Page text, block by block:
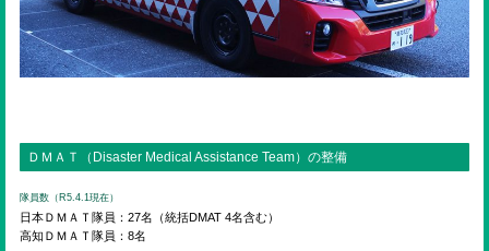
ＤＭＡＴ（Disaster Medical Assistance Team）の整備
隊員数（R5.4.1現在）
日本ＤＭＡＴ隊員：27名（統括DMAT 4名含む）
高知ＤＭＡＴ隊員：8名